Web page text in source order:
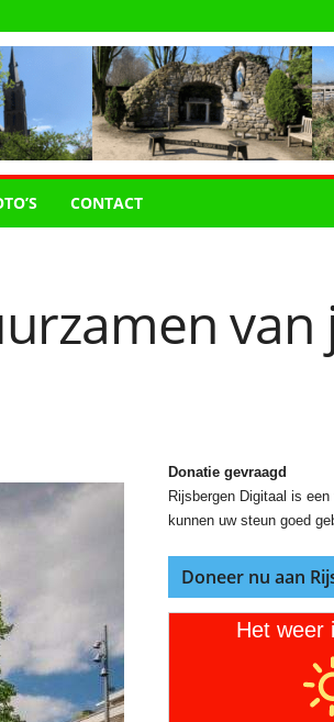
CONTACT
van
Donatie gevraagd
Rijsbergen Digitaal is
kunnen uw steun goed
Doneer nu aan
Het weer